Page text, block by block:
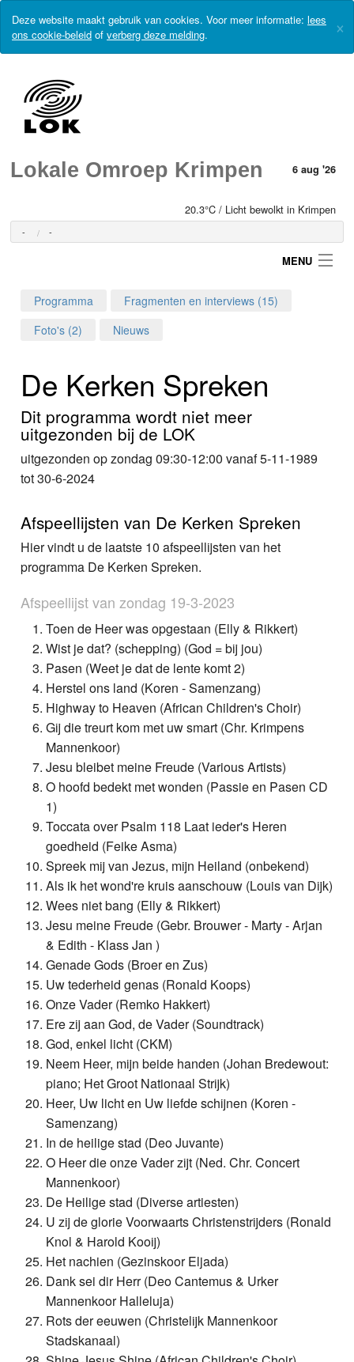
Deze website maakt gebruik van cookies. Voor meer informatie: lees
ons cookie-beleid of verberg deze melding. ×
Lokale Omroep Krimpen 6 aug '26
20.3°C / Licht bewolkt in Krimpen
- -
MENU
Programma's
Nieuws
Foto's
Webcam
Programma
Fragmenten en interviews (15)
Foto's (2)
Nieuws
De Kerken Spreken
Dit programma wordt niet meer
uitgezonden bij de LOK
uitgezonden op zondag 09:30-12:00 vanaf 5-11-1989
tot 30-6-2024
Afspeellijsten van De Kerken Spreken
Hier vindt u de laatste 10 afspeellijsten van het
programma De Kerken Spreken.
Afspeellijst van zondag 19-3-2023
Toen de Heer was opgestaan (Elly & Rikkert)
Wist je dat? (schepping) (God = bij jou)
Pasen (Weet je dat de lente komt 2)
Herstel ons land (Koren - Samenzang)
Highway to Heaven (African Children's Choir)
Gij die treurt kom met uw smart (Chr. Krimpens
Mannenkoor)
Jesu bleibet meine Freude (Various Artists)
O hoofd bedekt met wonden (Passie en Pasen CD
1)
Toccata over Psalm 118 Laat ieder's Heren
goedheid (Feike Asma)
Spreek mij van Jezus, mijn Heiland (onbekend)
Als ik het wond're kruis aanschouw (Louis van Dijk)
Wees niet bang (Elly & Rikkert)
Jesu meine Freude (Gebr. Brouwer - Marty - Arjan
& Edith - Klass Jan )
Genade Gods (Broer en Zus)
Uw tederheid genas (Ronald Koops)
Onze Vader (Remko Hakkert)
Ere zij aan God, de Vader (Soundtrack)
God, enkel licht (CKM)
Neem Heer, mijn beide handen (Johan Bredewout:
piano; Het Groot Nationaal Strijk)
Heer, Uw licht en Uw liefde schijnen (Koren -
Samenzang)
In de heilige stad (Deo Juvante)
O Heer die onze Vader zijt (Ned. Chr. Concert
Mannenkoor)
De Heilige stad (Diverse artiesten)
U zij de glorie Voorwaarts Christenstrijders (Ronald
Knol & Harold Kooij)
Het nachien (Gezinskoor Eljada)
Dank sei dir Herr (Deo Cantemus & Urker
Mannenkoor Halleluja)
Rots der eeuwen (Christelijk Mannenkoor
Stadskanaal)